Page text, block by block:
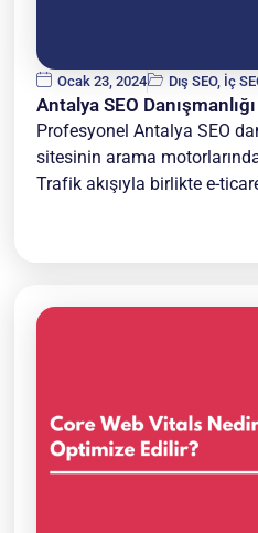
Ocak 23, 2024 Dış SEO, İç
Antalya SEO Danışmanlığı
Profesyonel Antalya SEO
sitesinin arama
Trafik akışıyla birlikte e-